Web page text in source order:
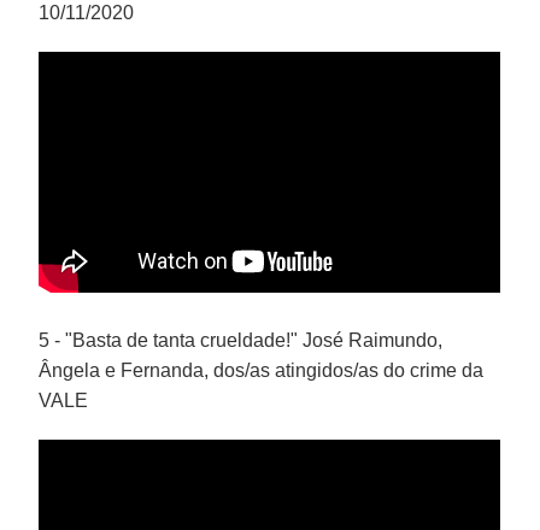
10/11/2020
5 - "Basta de tanta crueldade!" José Raimundo,
Ângela e Fernanda, dos/as atingidos/as do crime da
VALE